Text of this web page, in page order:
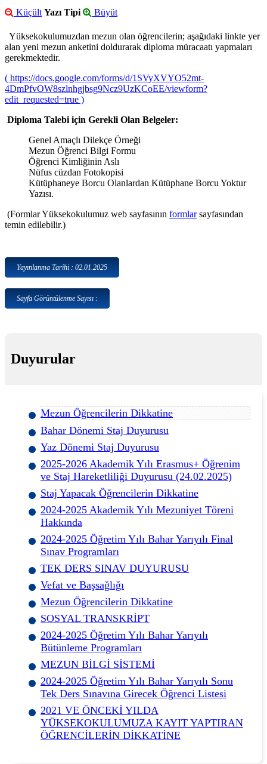
Küçült Yazı Tipi Büyüt
Yüksekokulumuzdan mezun olan öğrencilerin; aşağıdaki linkte yer
alan yeni mezun anketini doldurarak diploma müracaatı yapmaları
gerekmektedir.
( https://docs.google.com/forms/d/1SVyXVYO52mt-
4DmPfvOW8szlnhgjbsg9Ncz9UzKCoEE/viewform?
edit_requested=true )
Diploma Talebi için Gerekli Olan Belgeler:
Genel Amaçlı Dilekçe Örneği
Mezun Öğrenci Bilgi Formu
Öğrenci Kimliğinin Aslı
Nüfus cüzdan Fotokopisi
Kütüphaneye Borcu Olanlardan Kütüphane Borcu Yoktur
Yazısı.
(Formlar Yüksekokulumuz web sayfasının formlarsayfasından
temin edilebilir.)
Yayınlanma Tarihi : 02.01.2025
Sayfa Görüntülenme Sayısı :
Duyurular
Mezun Öğrencilerin Dikkatine
Bahar Dönemi Staj Duyurusu
Yaz Dönemi Staj Duyurusu
2025-2026 Akademik Yılı Erasmus+ Öğrenim
ve Staj Hareketliliği Duyurusu (24.02.2025)
Staj Yapacak Öğrencilerin Dikkatine
2024-2025 Akademik Yılı Mezuniyet Töreni
Hakkında
2024-2025 Öğretim Yılı Bahar Yarıyılı Final
Sınav Programları
TEK DERS SINAV DUYURUSU
Vefat ve Başsağlığı
Mezun Öğrencilerin Dikkatine
SOSYAL TRANSKRİPT
2024-2025 Öğretim Yılı Bahar Yarıyılı
Bütünleme Programları
MEZUN BİLGİ SİSTEMİ
2024-2025 Öğretim Yılı Bahar Yarıyılı Sonu
Tek Ders Sınavına Girecek Öğrenci Listesi
2021 VE ÖNCEKİ YILDA
YÜKSEKOKULUMUZA KAYIT YAPTIRAN
ÖĞRENCİLERİN DİKKATİNE